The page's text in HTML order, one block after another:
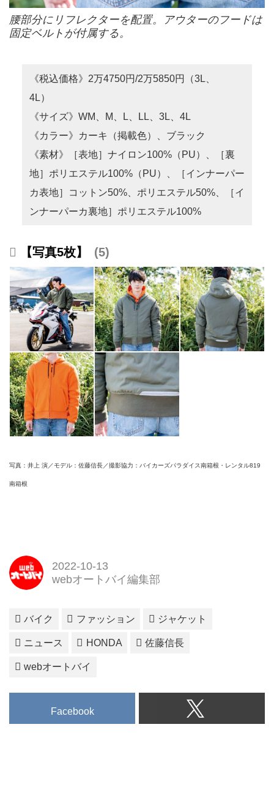
腰部分にリフレクターを配置。アウターのフードは
固定ベルトが付属する。
《税込価格》2万4750円/2万5850円（3L、
4L）
《サイズ》WM、M、L、LL、3L、4L
《カラー》カーキ（掲載色）、ブラック
《素材》［表地］ナイロン100%（PU）、［裏
地］ポリエステル100%（PU）、［インナーパー
カ表地］コットン50%、ポリエステル50%、［イ
ンナーパーカ裏地］ポリエステル100%
【写真5枚】 5
写真：井上 演／モデル：佐藤信長／撮影協力：バイカーズパラダイス南箱根・レンタル819
南箱根
2022-10-13
webオートバイ編集部
バイク ファッション ジャケット
ニュース HONDA 佐藤信長
webオートバイ
Facebook